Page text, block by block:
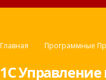
Главная Программные
1С